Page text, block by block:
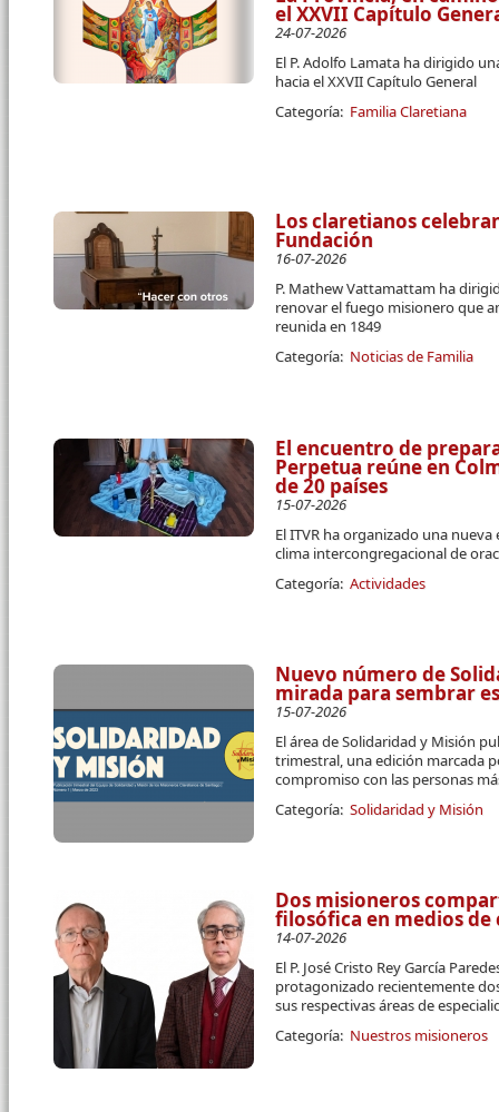
el XXVII Capítulo
24-07-2026
El P. Adolfo Lamata ha dirigido
hacia el XXVII Capítulo General
Categoría: Familia Claretiana
Los claretianos
Fundación
16-07-2026
P. Mathew Vattamattam ha
renovar el fuego misionero que
reunida en 1849
Categoría: Noticias de Familia
El encuentro de
Perpetua reúne en
de 20 países
15-07-2026
El ITVR ha organizado una
clima intercongregacional de
Categoría: Actividades
Nuevo número de
mirada para sembrar
15-07-2026
El área de Solidaridad y Misión
trimestral, una edición marcada
compromiso con las personas
Categoría: Solidaridad y Misión
Dos misioneros
filosófica en medios
14-07-2026
El P. José Cristo Rey García
protagonizado recientemente
sus respectivas áreas de
Categoría: Nuestros misioneros